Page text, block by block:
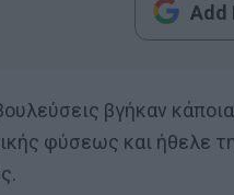
Add
βγήκαν
φύσεως και ήθελε